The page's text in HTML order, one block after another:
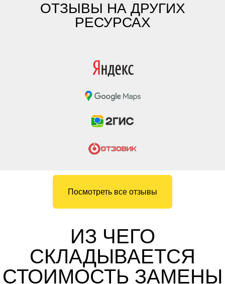
ОТЗЫВЫ НА ДРУГИХ
РЕСУРСАХ
Посмотреть все отзывы
ИЗ ЧЕГО
СКЛАДЫВАЕТСЯ
СТОИМОСТЬ ЗАМЕНЫ